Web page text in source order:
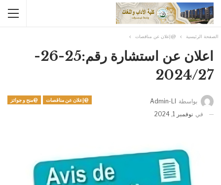
الصفحة الرئيسية @إعلان عن مناقصات
اعلان عن استشارة رقم:25-26-
2024/27
@إعلان عن مناقصات @منح و جوائز بواسطة
Admin-Ll
في نوفمبر 1, 2024